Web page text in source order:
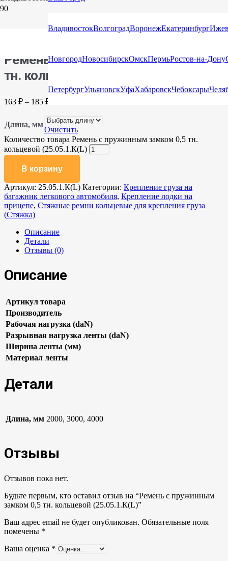
ВладивостокВолгоградВоронежЕкатеринбург
НовгородНовосибирскОмскПермьРостов-на-Дону
ПетербургУльяновскУфаХабаровскЧебоксары
кольцевые для крепления груза (Стяжка)/ Ремень с
Ремень с пружинным замком 0,5
тн. кольцевой (25.05.1.К(L)
163 ₽ – 185 ₽
Длина, мм
Очистить
Количество товара Ремень с пружинным замком 0,5 тн.
кольцевой (25.05.1.К(L)
В корзину
Артикул: 25.05.1.К(L) Категории: Крепление груза на
багажник легкового автомобиля, Крепление лодки на
прицепе, Стяжные ремни кольцевые для крепления груза
(Стяжка)
Описание
Детали
Отзывы (0)
Описание
Артикул товара
Производитель
Рабочая нагрузка (daN)
Разрывная нагрузка ленты (daN)
Ширина ленты (мм)
Материал ленты
Детали
Длина, мм 2000, 3000, 4000
Отзывы
Отзывов пока нет.
Будьте первым, кто оставил отзыв на “Ремень с пружинным
замком 0,5 тн. кольцевой (25.05.1.К(L)”
Ваш адрес email не будет опубликован. Обязательные поля
помечены *
Ваша оценка *